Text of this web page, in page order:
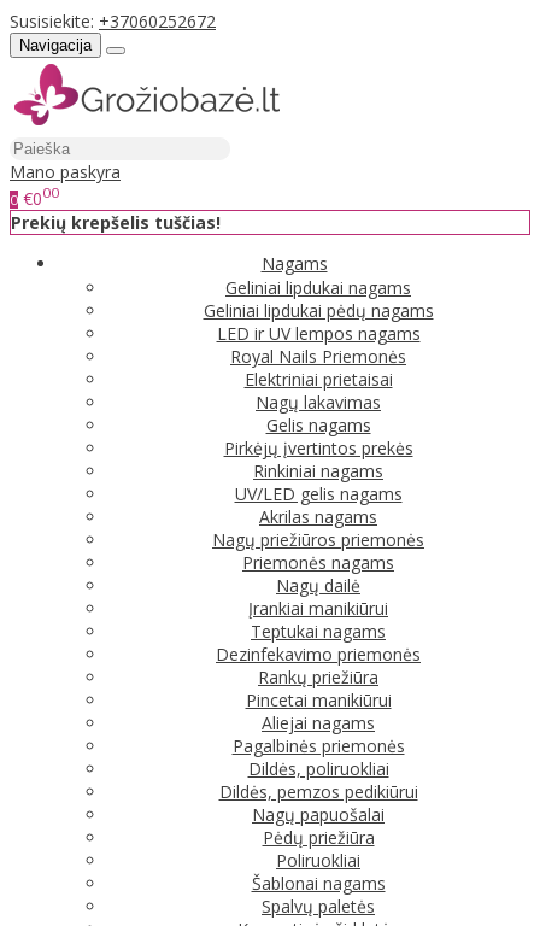
Susisiekite: +37060252672
Navigacija
Mano paskyra
0 €000
Prekių krepšelis tuščias!
Nagams
Geliniai lipdukai nagams
Geliniai lipdukai pėdų nagams
LED ir UV lempos nagams
Royal Nails Priemonės
Elektriniai prietaisai
Nagų lakavimas
Gelis nagams
Pirkėjų įvertintos prekės
Rinkiniai nagams
UV/LED gelis nagams
Akrilas nagams
Nagų priežiūros priemonės
Priemonės nagams
Nagų dailė
Įrankiai manikiūrui
Teptukai nagams
Dezinfekavimo priemonės
Rankų priežiūra
Pincetai manikiūrui
Aliejai nagams
Pagalbinės priemonės
Dildės, poliruokliai
Dildės, pemzos pedikiūrui
Nagų papuošalai
Pėdų priežiūra
Poliruokliai
Šablonai nagams
Spalvų paletės